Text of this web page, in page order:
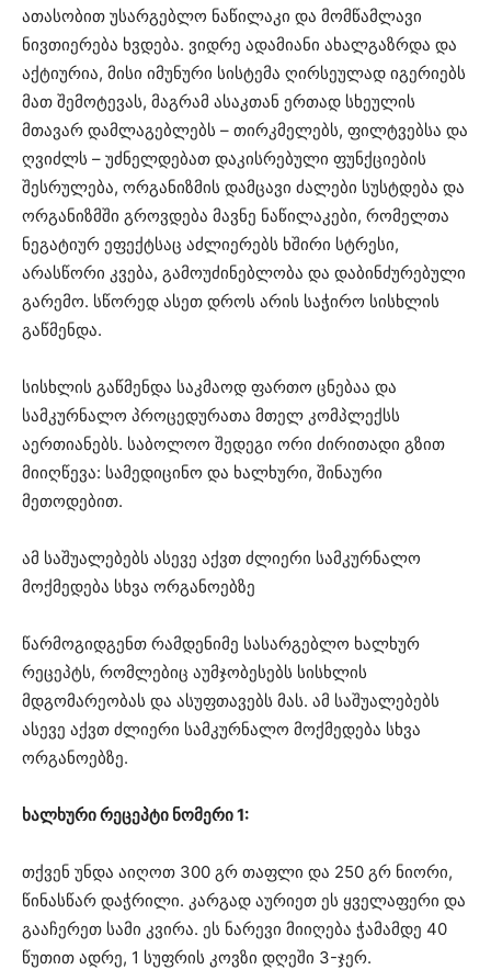
ათასობით უსარგებლო ნაწილაკი და მომწამლავი
ნივთიერება ხვდება. ვიდრე ადამიანი ახალგაზრდა და
აქტიურია, მისი იმუნური სისტემა ღირსეულად იგერიებს
მათ შემოტევას, მაგრამ ასაკთან ერთად სხეულის
მთავარ დამლაგებლებს – თირკმელებს, ფილტვებსა და
ღვიძლს – უძნელდებათ დაკისრებული ფუნქციების
შესრულება, ორგანიზმის დამცავი ძალები სუსტდება და
ორგანიზმში გროვდება მავნე ნაწილაკები, რომელთა
ნეგატიურ ეფექტსაც აძლიერებს ხშირი სტრესი,
არასწორი კვება, გამოუძინებლობა და დაბინძურებული
გარემო. სწორედ ასეთ დროს არის საჭირო სისხლის
გაწმენდა.
სისხლის გაწმენდა საკმაოდ ფართო ცნებაა და
სამკურნალო პროცედურათა მთელ კომპლექსს
აერთიანებს. საბოლოო შედეგი ორი ძირითადი გზით
მიიღწევა: სამედიცინო და ხალხური, შინაური
მეთოდებით.
ამ საშუალებებს ასევე აქვთ ძლიერი სამკურნალო
მოქმედება სხვა ორგანოებზე
წარმოგიდგენთ რამდენიმე სასარგებლო ხალხურ
რეცეპტს, რომლებიც აუმჯობესებს სისხლის
მდგომარეობას და ასუფთავებს მას. ამ საშუალებებს
ასევე აქვთ ძლიერი სამკურნალო მოქმედება სხვა
ორგანოებზე.
ხალხური რეცეპტი ნომერი 1:
თქვენ უნდა აიღოთ 300 გრ თაფლი და 250 გრ ნიორი,
წინასწარ დაჭრილი. კარგად აურიეთ ეს ყველაფერი და
გააჩერეთ სამი კვირა. ეს ნარევი მიიღება ჭამამდე 40
წუთით ადრე, 1 სუფრის კოვზი დღეში 3-ჯერ.